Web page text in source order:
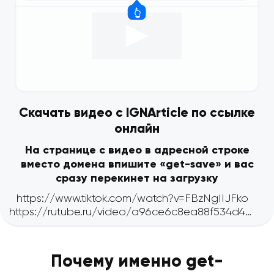
Скачать видео с IGNArticle по ссылке
онлайн
На странице с видео в адресной строке
вместо домена впишите «get-save» и вас
сразу перекинет на загрузку
Почему именно get-